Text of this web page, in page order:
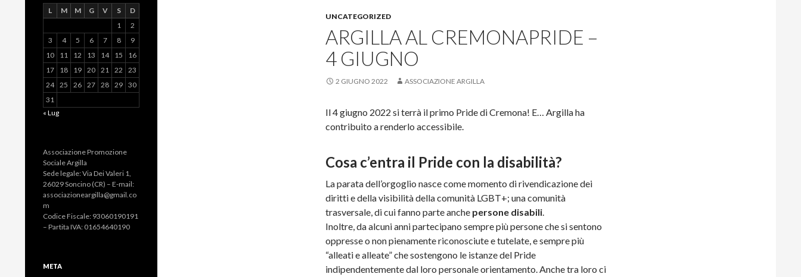
UNCATEGORIZED
ARGILLA AL CREMONAPRIDE –
4 GIUGNO
2 GIUGNO 2022 ASSOCIAZIONE ARGILLA
Il 4 giugno 2022 si terrà il primo Pride di Cremona! E… Argilla ha
contribuito a renderlo accessibile.
Cosa c’entra il Pride con la disabilità?
La parata dell’orgoglio nasce come momento di rivendicazione dei
diritti e della visibilità della comunità LGBT+; una comunità
trasversale, di cui fanno parte anche persone disabili.
Inoltre, da alcuni anni partecipano sempre più persone che si sentono
oppresse o non pienamente riconosciute e tutelate, e sempre più
“alleati e alleate” che sostengono le istanze del Pride
indipendentemente dal loro personale orientamento. Anche tra loro ci
L M M G V S
D
1
2
3
4 5 6 7 8
9
10
11 12 13 14 15
16
17
18 19 20 21 22
23
24 25 26 27 28 29 30
31
« Lug
Associazione Promozione
Sociale Argilla
Sede legale: Via Dei Valeri 1,
26029 Soncino (CR) – E-mail:
associazioneargilla@gmail.co
m
Codice Fiscale: 93060190191
– Partita IVA: 01654640190
META